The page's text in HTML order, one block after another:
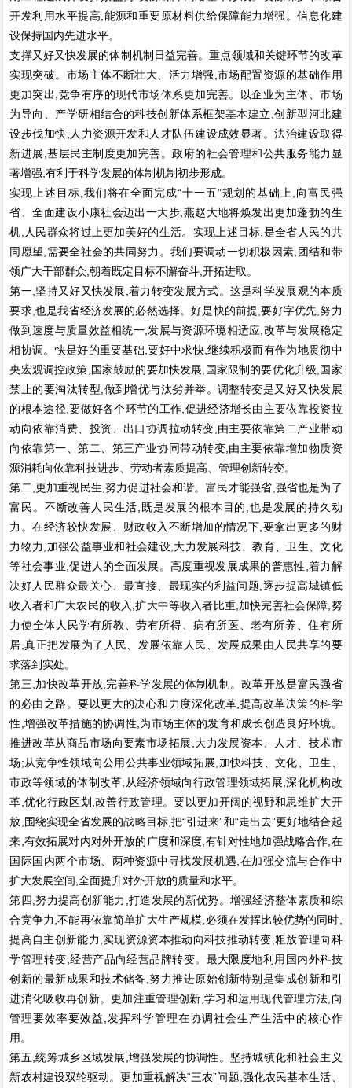
开发利用水平提高,能源和重要原材料供给保障能力增强。信息化建
设保持国内先进水平。
支撑又好又快发展的体制机制日益完善。重点领域和关键环节的改革
实现突破。市场主体不断壮大、活力增强,市场配置资源的基础作用
更加突出,竞争有序的现代市场体系更加完善。以企业为主体、市场
为导向、产学研相结合的科技创新体系框架基本建立,创新型河北建
设步伐加快,人力资源开发和人才队伍建设成效显著。法治建设取得
新进展,基层民主制度更加完善。政府的社会管理和公共服务能力显
著增强,有利于科学发展的体制机制初步形成。
实现上述目标,我们将在全面完成“十一五”规划的基础上,向富民强
省、全面建设小康社会迈出一大步,燕赵大地将焕发出更加蓬勃的生
机,人民群众将过上更加美好的生活。实现上述目标,是全省人民的共
同愿望,需要全社会的共同努力。我们要调动一切积极因素,团结和带
领广大干部群众,朝着既定目标不懈奋斗,开拓进取。
第一,坚持又好又快发展,着力转变发展方式。这是科学发展观的本质
要求,也是我省经济发展的必然选择。好是快的前提,要好字优先,努力
做到速度与质量效益相统一,发展与资源环境相适应,改革与发展稳定
相协调。快是好的重要基础,要好中求快,继续积极而有作为地贯彻中
央宏观调控政策,国家鼓励的要加快发展,国家限制的要优化升级,国家
禁止的要淘汰转型,做到增优与汰劣并举。调整转变是又好又快发展
的根本途径,要做好各个环节的工作,促进经济增长由主要依靠投资拉
动向依靠消费、投资、出口协调拉动转变,由主要依靠第二产业带动
向依靠第一、第二、第三产业协同带动转变,由主要依靠增加物质资
源消耗向依靠科技进步、劳动者素质提高、管理创新转变。
第二,更加重视民生,努力促进社会和谐。富民才能强省,强省也是为了
富民。不断改善人民生活,既是发展的根本目的,也是发展的持久动
力。在经济较快发展、财政收入不断增加的情况下,要拿出更多的财
力物力,加强公益事业和社会建设,大力发展科技、教育、卫生、文化
等社会事业,促进人的全面发展。高度重视发展成果的普惠性,着力解
决好人民群众最关心、最直接、最现实的利益问题,逐步提高城镇低
收入者和广大农民的收入,扩大中等收入者比重,加快完善社会保障,努
力使全体人民学有所教、劳有所得、病有所医、老有所养、住有所
居,真正把发展为了人民、发展依靠人民、发展成果由人民共享的要
求落到实处。
第三,加快改革开放,完善科学发展的体制机制。改革开放是富民强省
的必由之路。要以更大的决心和力度深化改革,提高改革决策的科学
性,增强改革措施的协调性,为市场主体的发育和成长创造良好环境。
推进改革从商品市场向要素市场拓展,大力发展资本、人才、技术市
场;从竞争性领域向公用公共事业领域拓展,加快科技、文化、卫生、
市政等领域的体制改革;从经济领域向行政管理领域拓展,深化机构改
革,优化行政区划,改善行政管理。要以更加开阔的视野和思维扩大开
放,围绕实现全省发展的战略目标,把“引进来”和“走出去”更好地结合起
来,有效拓展对内对外开放的广度和深度,有针对性地加强战略合作,在
国际国内两个市场、两种资源中寻找发展机遇,在加强交流与合作中
扩大发展空间,全面提升对外开放的质量和水平。
第四,努力提高创新能力,打造发展的新优势。增强经济整体素质和综
合竞争力,不能再依靠简单扩大生产规模,必须在发挥比较优势的同时,
提高自主创新能力,实现资源资本推动向科技推动转变,粗放管理向科
学管理转变,经营产品向经营品牌转变。最大限度地利用国内外科技
创新的最新成果和技术储备,努力推进原始创新特别是集成创新和引
进消化吸收再创新。更加注重管理创新,学习和运用现代管理方法,向
管理要效率要效益,发挥科学管理在协调社会生产生活中的核心作
用。
第五,统筹城乡区域发展,增强发展的协调性。坚持城镇化和社会主义
新农村建设双轮驱动。更加重视解决“三农”问题,强化农民基本生活、